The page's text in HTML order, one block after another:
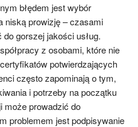
błędem jest wybór
niską prowizję – czasami
gorszej jakości usług.
z osobami, które nie
potwierdzających
często zapominają o tym,
i potrzeby na początku
może prowadzić do
problemem jest podpisywanie